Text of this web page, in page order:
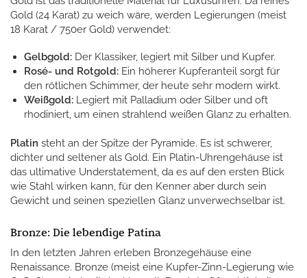
Gold (24 Karat) zu weich wäre, werden Legierungen (meist
18 Karat / 750er Gold) verwendet:
Gelbgold: Der Klassiker, legiert mit Silber und Kupfer.
Rosé- und Rotgold: Ein höherer Kupferanteil sorgt für
den rötlichen Schimmer, der heute sehr modern wirkt.
Weißgold: Legiert mit Palladium oder Silber und oft
rhodiniert, um einen strahlend weißen Glanz zu erhalten.
Platin steht an der Spitze der Pyramide. Es ist schwerer,
dichter und seltener als Gold. Ein Platin-Uhrengehäuse ist
das ultimative Understatement, da es auf den ersten Blick
wie Stahl wirken kann, für den Kenner aber durch sein
Gewicht und seinen speziellen Glanz unverwechselbar ist.
Bronze: Die lebendige Patina
In den letzten Jahren erleben Bronzegehäuse eine
Renaissance. Bronze (meist eine Kupfer-Zinn-Legierung wie